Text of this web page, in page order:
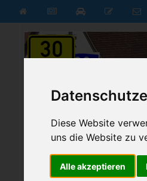
Diese Website
uns die Website zu
Alle akzeptieren
B30 aktuell